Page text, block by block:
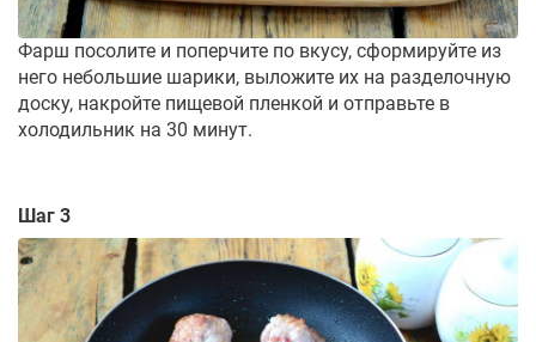
Фарш посолите и поперчите по вкусу, сформируйте из
него небольшие шарики, выложите их на разделочную
доску, накройте пищевой пленкой и отправьте в
холодильник на 30 минут.
Шаг 3